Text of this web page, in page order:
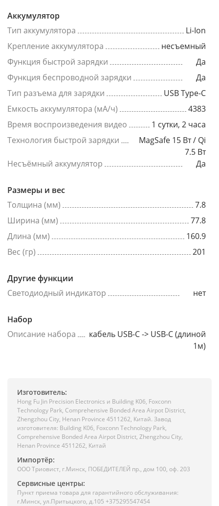
Аккумулятор
Тип аккумулятора
Li-Ion
Крепление аккумулятора
несъемный
Функция быстрой зарядки
Да
Функция беспроводной зарядки
Да
Тип разъема для зарядки
USB Type-C
Емкость аккумулятора (мА/ч)
4383
Время воспроизведения видео
1 сутки, 2 часа
Технология быстрой зарядки
MagSafe 15 Вт / Qi
7.5 Вт
Несъёмный аккумулятор
Да
Размеры и вес
Толщина (мм)
7.8
Ширина (мм)
77.8
Длина (мм)
160.9
Вес (гр)
201
Другие функции
Светодиодный индикатор
нет
Набор
Описание набора
кабель USB-C -> USB-C (длиной
1м)
Изготовитель:
Hong Fu Jin Precision Electronics и Building K06, Foxconn
Technology Park, Comprehensive Bonded Area Airpot District,
Zhengzhou City, Henan Province 4511262, Китай. Завод
изготовителя: Building K06, Foxconn Technology Park,
Comprehensive Bonded Area Airpot District, Zhengzhou City,
Henan Province 4511262, Китай
Импортёр:
ООО Триовист, г.Минск, ПОБЕДИТЕЛЕЙ пр., дом 100, оф. 203
Сервисные центры:
Пункт приема товара для гарантийного обслуживания:
г.Минск, ул.Притыцкого, д.105 +375295547454